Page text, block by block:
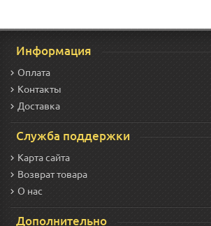
Информация
Оплата
Контакты
Доставка
Служба поддержки
Карта сайта
Возврат товара
О нас
Дополнительно